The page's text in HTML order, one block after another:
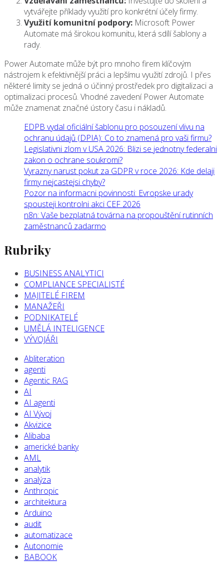
vytvářejte příklady využití pro konkrétní účely firmy.
Využití komunitní podpory: Microsoft Power
Automate má širokou komunitu, která sdílí šablony a
rady.
Power Automate může být pro mnoho firem klíčovým
nástrojem k efektivnější práci a lepšímu využití zdrojů. I přes
některé limity se jedná o účinný prostředek pro digitalizaci a
optimalizaci procesů. Vhodné zavedení Power Automate
může znamenat značné ústory času i nákladů.
EDPB vydal oficiální šablonu pro posouzení vlivu na
ochranu údajů (DPIA): Co to znamená pro vaši firmu?
Legislativni zlom v USA 2026: Blizi se jednotny federalni
zakon o ochrane soukromi?
Vyrazny narust pokut za GDPR v roce 2026: Kde delaji
firmy nejcastejsi chyby?
Pozor na informacni povinnosti: Evropske urady
spousteji kontrolni akci CEF 2026
n8n: Vaše bezplatná továrna na propouštění rutinních
zaměstnanců zadarmo
Rubriky
BUSINESS ANALYTICI
COMPLIANCE SPECIALISTÉ
MAJITELÉ FIREM
MANAŽEŘI
PODNIKATELÉ
UMĚLÁ INTELIGENCE
VÝVOJÁŘI
Abliteration
agenti
Agentic RAG
AI
AI agenti
AI Vývoj
Akvizice
Alibaba
americké banky
AML
analytik
analýza
Anthropic
architektura
Arduino
audit
automatizace
Autonomie
BABOOK